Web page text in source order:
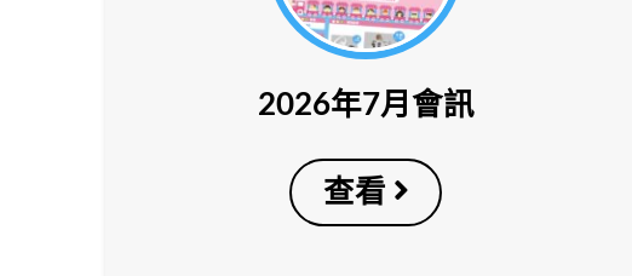
2026年7月會訊
查看